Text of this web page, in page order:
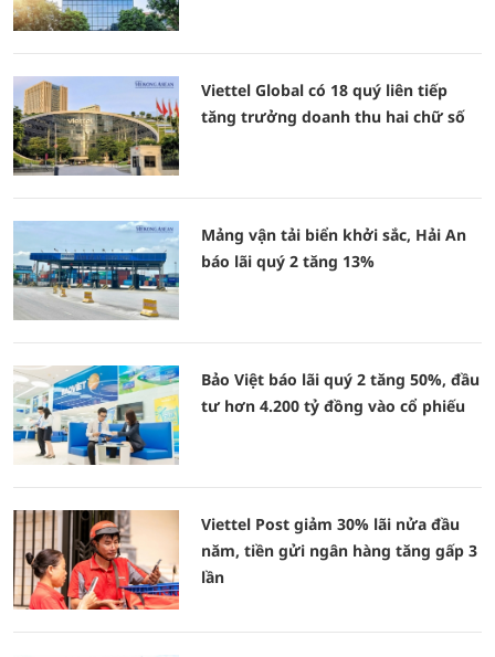
Viettel Global có 18 quý liên tiếp
tăng trưởng doanh thu hai chữ số
Mảng vận tải biển khởi sắc, Hải An
báo lãi quý 2 tăng 13%
Bảo Việt báo lãi quý 2 tăng 50%, đầu
tư hơn 4.200 tỷ đồng vào cổ phiếu
Viettel Post giảm 30% lãi nửa đầu
năm, tiền gửi ngân hàng tăng gấp 3
lần